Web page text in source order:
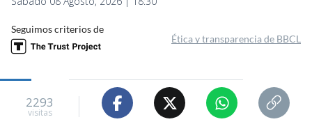
Seguimos criterios de
Ética y transparencia de BBCL
2293
visitas